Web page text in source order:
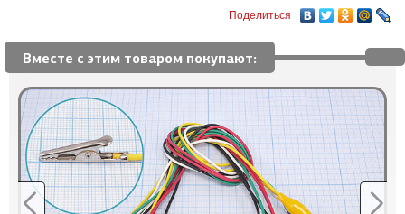
Поделиться
Вместе с этим товаром покупают: